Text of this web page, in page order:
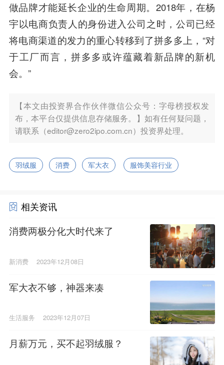
做品牌才能延长企业的生命周期。2018年，在杨
宇以电商负责人的身份进入公司之时，公司已经
将电商渠道的发力的重心转移到了拼多多上，“对
于工厂而言，拼多多或许蕴藏着新品牌的新机
会。”
【本文由投资界合作伙伴微信公众号：字母榜授权发
布，本平台仅提供信息存储服务。】如有任何疑问题，
请联系（editor@zero2ipo.com.cn）投资界处理。
羽绒服 消费 军大衣 服饰美容行业
相关资讯
消费两极分化大时代来了
新消费 2023年12月08日
军大衣不够，神器来凑
生活服务 2023年12月07日
月薪万元，买不起羽绒服？